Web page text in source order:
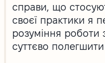
справи, що
своєї практики я
розуміння
суттєво